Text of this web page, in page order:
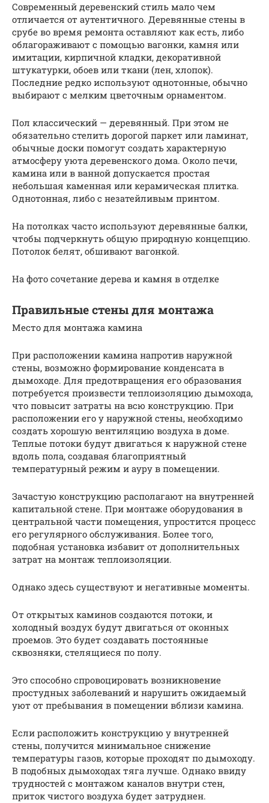
Современный деревенский стиль мало чем
отличается от аутентичного. Деревянные стены в
срубе во время ремонта оставляют как есть, либо
облагораживают с помощью вагонки, камня или
имитации, кирпичной кладки, декоративной
штукатурки, обоев или ткани (лен, хлопок).
Последние редко используют однотонные, обычно
выбирают с мелким цветочным орнаментом.
Пол классический — деревянный. При этом не
обязательно стелить дорогой паркет или ламинат,
обычные доски помогут создать характерную
атмосферу уюта деревенского дома. Около печи,
камина или в ванной допускается простая
небольшая каменная или керамическая плитка.
Однотонная, либо с незатейливым принтом.
На потолках часто используют деревянные балки,
чтобы подчеркнуть общую природную концепцию.
Потолок белят, обшивают вагонкой.
На фото сочетание дерева и камня в отделке
Правильные стены для монтажа
Место для монтажа камина
При расположении камина напротив наружной
стены, возможно формирование конденсата в
дымоходе. Для предотвращения его образования
потребуется произвести теплоизоляцию дымохода,
что повысит затраты на всю конструкцию. При
расположении его у наружной стены, необходимо
создать хорошую вентиляцию воздуха в доме.
Теплые потоки будут двигаться к наружной стене
вдоль пола, создавая благоприятный
температурный режим и ауру в помещении.
Зачастую конструкцию располагают на внутренней
капитальной стене. При монтаже оборудования в
центральной части помещения, упростится процесс
его регулярного обслуживания. Более того,
подобная установка избавит от дополнительных
затрат на монтаж теплоизоляции.
Однако здесь существуют и негативные моменты.
От открытых каминов создаются потоки, и
холодный воздух будут двигаться от оконных
проемов. Это будет создавать постоянные
сквозняки, стелящиеся по полу.
Это способно спровоцировать возникновение
простудных заболеваний и нарушить ожидаемый
уют от пребывания в помещении вблизи камина.
Если расположить конструкцию у внутренней
стены, получится минимальное снижение
температуры газов, которые проходят по дымоходу.
В подобных дымоходах тяга лучше. Однако ввиду
трудностей с монтажом каналов внутри стен,
приток чистого воздуха будет затруднен.